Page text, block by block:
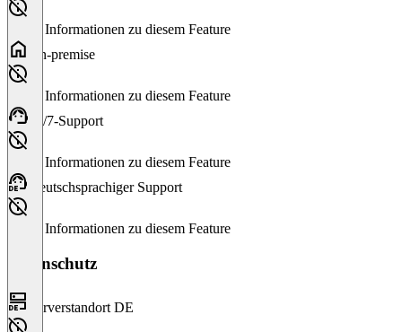
Keine Informationen zu diesem Feature
On-premise
Keine Informationen zu diesem Feature
24/7-Support
Keine Informationen zu diesem Feature
Deutschsprachiger Support
Keine Informationen zu diesem Feature
Datenschutz
Serverstandort DE